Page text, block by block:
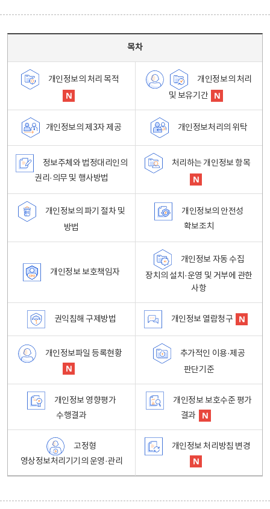
목차
개인정보의 처리 목적
개인정보의 처리
및 보유기간
개인정보의 제3자 제공 개인정보처리의 위탁
정보주체와 법정대리인의
권리·의무 및 행사방법
처리하는 개인정보 항목
개인정보의 파기 절차 및
방법
개인정보의 안전성
확보조치
개인정보 보호책임자
개인정보 자동 수집
장치의 설치·운영 및 거부에 관한
사항
권익침해 구제방법 개인정보 열람청구
개인정보파일 등록현황
추가적인 이용·제공
판단기준
개인정보 영향평가
수행결과
개인정보 보호수준 평가
결과
고정형
영상정보처리기기의 운영·관리
개인정보 처리방침 변경